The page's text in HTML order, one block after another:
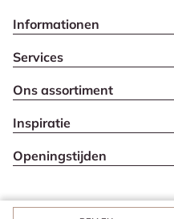
Informationen
Services
Ons assortiment
Inspiratie
Openingstijden